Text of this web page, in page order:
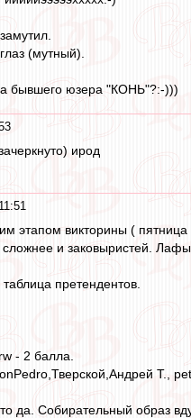
(мутный).
бывшего юзера "КОНЬ"?:-)))
ирод
этапом викторины ( пятница
и заковыристей. Лафы
претендентов.
- 2 балла.
Т.,
да. Собирательный образ